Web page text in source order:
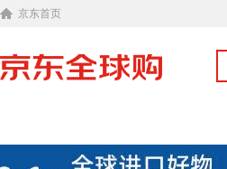
京东首页